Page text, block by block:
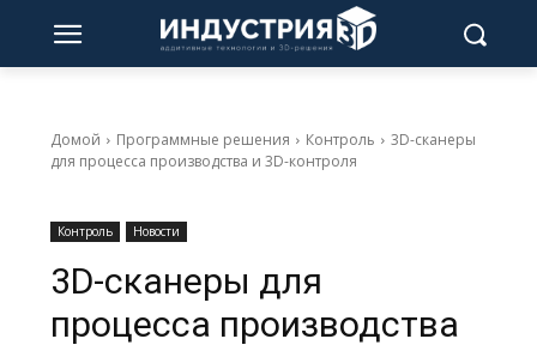
Домой Программные решения Контроль
3D-сканеры
для процесса производства и 3D-контроля
Контроль Новости
3D-сканеры для
процесса производства